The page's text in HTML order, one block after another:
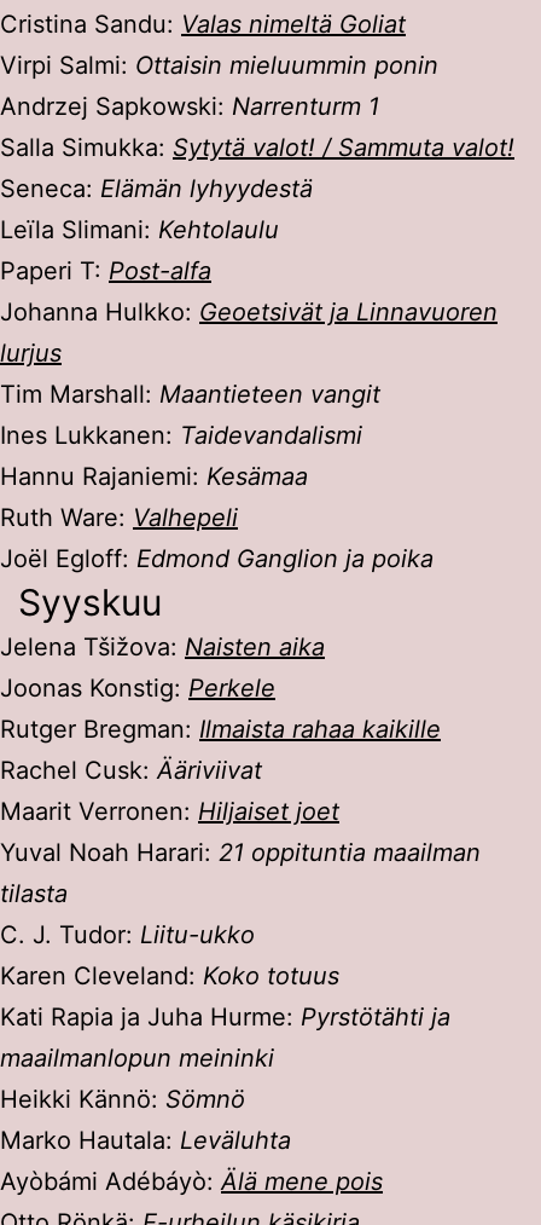
Cristina Sandu: Valas nimeltä Goliat
Virpi Salmi: Ottaisin mieluummin ponin
Andrzej Sapkowski: Narrenturm 1
Salla Simukka: Sytytä valot! / Sammuta valot!
Seneca: Elämän lyhyydestä
Leïla Slimani: Kehtolaulu
Paperi T: Post-alfa
Johanna Hulkko: Geoetsivät ja Linnavuoren
lurjus
Tim Marshall: Maantieteen vangit
Ines Lukkanen: Taidevandalismi
Hannu Rajaniemi: Kesämaa
Ruth Ware: Valhepeli
Joël Egloff: Edmond Ganglion ja poika
Syyskuu
Jelena Tšižova: Naisten aika
Joonas Konstig: Perkele
Rutger Bregman: Ilmaista rahaa kaikille
Rachel Cusk:Ääriviivat
Maarit Verronen: Hiljaiset joet
Yuval Noah Harari: 21 oppituntia maailman
tilasta
C. J. Tudor: Liitu-ukko
Karen Cleveland: Koko totuus
Kati Rapia ja Juha Hurme: Pyrstötähti ja
maailmanlopun meininki
Heikki Kännö: Sömnö
Marko Hautala: Leväluhta
Ayòbámi Adébáyò:Älä mene pois